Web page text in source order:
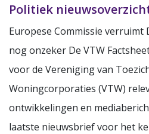
Politiek
Europese Commissie verruimt
nog onzeker De VTW
voor de Vereniging van
Woningcorporaties (VTW)
ontwikkelingen en
laatste nieuwsbrief voor het